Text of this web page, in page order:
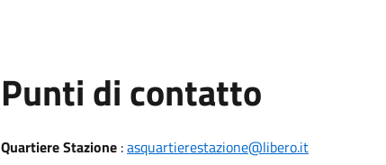
Punti di contatto
Quartiere Stazione:asquartierestazione@libero.it